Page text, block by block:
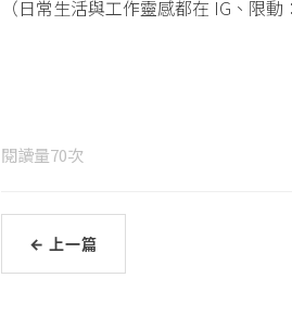
（日常生活與工作靈感都在 IG、限動
閱讀量70次
← 上一篇